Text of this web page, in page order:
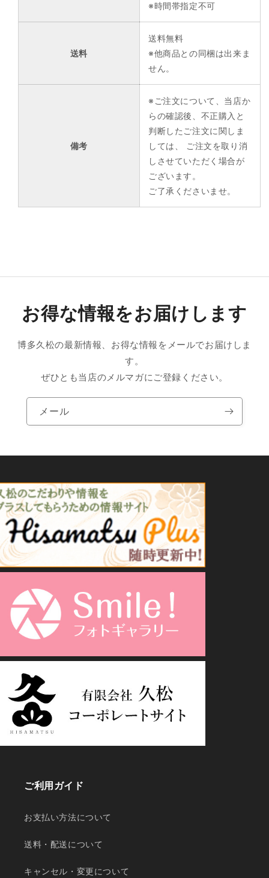
※時間帯指定不可
送料
送料無料
※他商品との同梱は出来ま
せん。
備考
※ご注文について、当店か
らの確認後、不正購入と
判断したご注文に関しま
しては、 ご注文を取り消
しさせていただく場合が
ございます。
ご了承くださいませ。
お得な情報をお届けします
博多久松の最新情報、お得な情報をメールでお届けしま
す。
ぜひとも当店のメルマガにご登録ください。
メール
ご利用ガイド
お支払い方法について
送料・配送について
キャンセル・変更について